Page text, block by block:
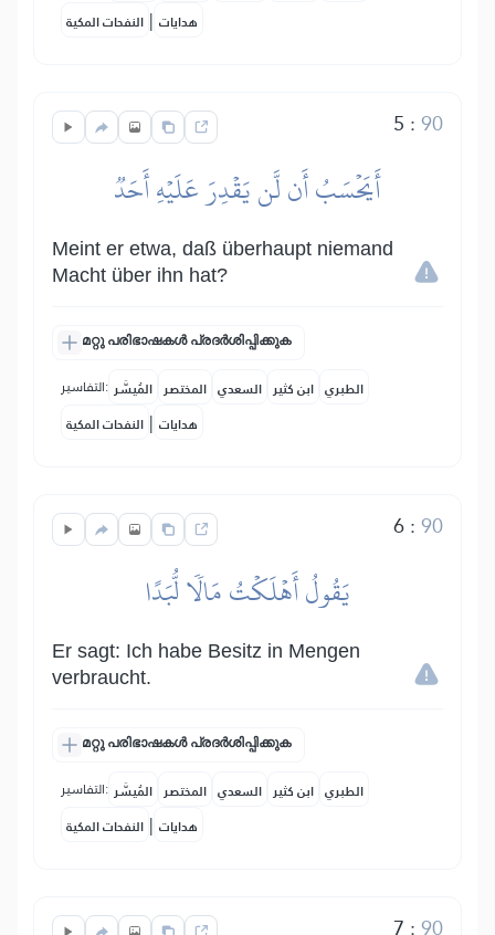
النفحات المكية | هدايات
5 :90
أَيَحۡسَبُ أَن لَّن يَقۡدِرَ عَلَيۡهِ أَحَدٞ
Meint er etwa, daß überhaupt niemand
Macht über ihn hat?
മറ്റു പരിഭാഷകൾ പ്രദർശിപ്പിക്കുക
التفاسير: المُيسَّر المختصر السعدي ابن كثير الطبري
النفحات المكية | هدايات
6:90
يَقُولُ أَهۡلَكۡتُ مَالٗا لُّبَدًا
Er sagt: Ich habe Besitz in Mengen
verbraucht.
മറ്റു പരിഭാഷകൾ പ്രദർശിപ്പിക്കുക
التفاسير: المُيسَّر المختصر السعدي ابن كثير الطبري
النفحات المكية | هدايات